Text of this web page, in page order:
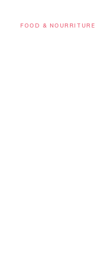
FOOD & NOURRITURE